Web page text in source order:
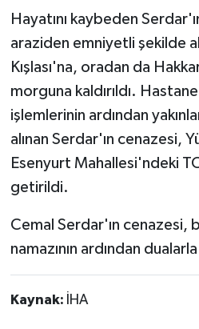
Hayatını kaybeden
araziden emniyetli şekilde
Kışlası'na, oradan da
morguna kaldırıldı.
işlemlerinin ardından
alınan Serdar'ın cenazesi,
Esenyurt Mahallesi'ndeki
getirildi.
Cemal Serdar'ın cenazesi,
namazının ardından
Kaynak: İHA